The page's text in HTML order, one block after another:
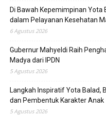
Di Bawah Kepemimpinan Yota
dalam Pelayanan Kesehatan
6 Agustus 2026
Gubernur Mahyeldi Raih
Madya dari IPDN
5 Agustus 2026
Langkah Inspiratif Yota Balad,
dan Pembentuk Karakter Anak
5 Agustus 2026